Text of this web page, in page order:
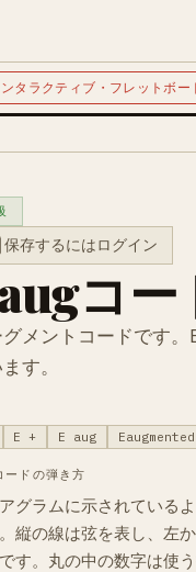
タラクティブ・フレットボー
保存するにはログイン
コー
メントコードです
す。
E + E aug Eaugmented
ードの弾き方
グラムに示されている
縦の線は弦を表し、左
す。丸の中の数字は使